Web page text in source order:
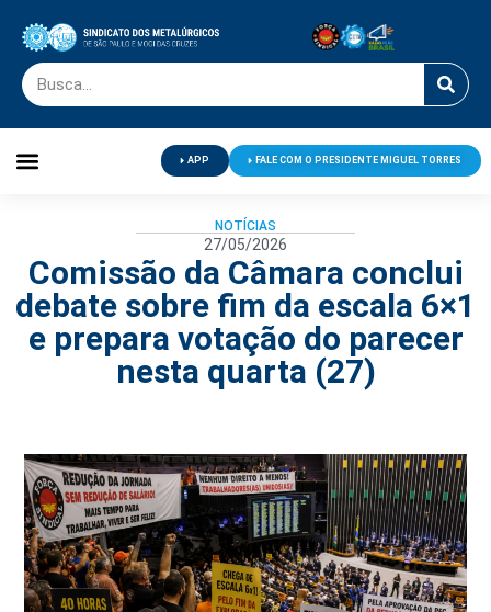
APP FALE COM O PRESIDENTE MIGUEL TORRES
NOTÍCIAS
27/05/2026
Comissão da Câmara conclui
debate sobre fim da escala 6×1
e prepara votação do parecer
nesta quarta (27)